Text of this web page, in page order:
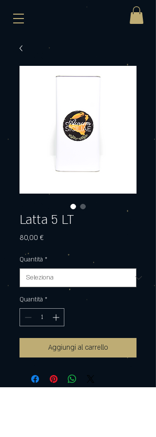
Latta 5 LT
80,00 €
Quantità *
Quantità *
Aggiungi al carrello